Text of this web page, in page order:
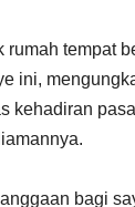
rumah tempat
ini,
kehadiran
bagi